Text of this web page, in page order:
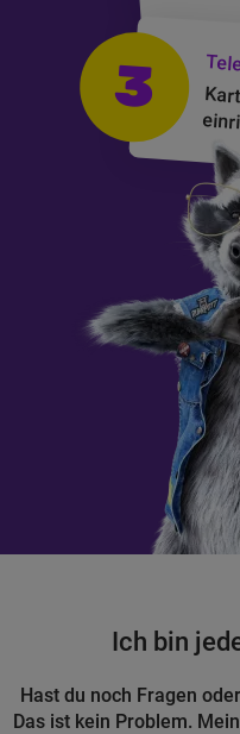
3
Ich bin
Hast du noch Fragen
Das ist kein Problem.